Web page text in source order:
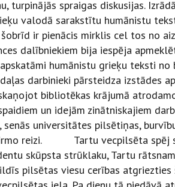
turpinājās spraigas diskusijas.
valodā sarakstītu humānistu
šobrīd ir pienācis mirklis cel tos no
dalībniekiem bija iespēja
humānistu grieķu teksti
darbinieki pārsteidza izstādes
bibliotēkas krājumā
un idejām zinātniskajiem
senās universitātes pilsētiņas,
reizi. Tartu vecpilsēta spēj
skūpsta strūklaku, Tartu
pilsētas viesu cerības